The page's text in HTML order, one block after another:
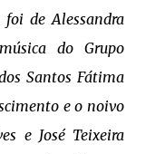
foi de Alessandra
do Grupo
Santos Fátima
e o noivo
e José Teixeira